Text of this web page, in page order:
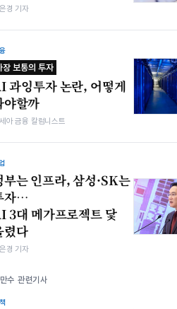
경 기자
장 보통의 투자
과잉투자 논란, 어떻게
야할까
아 금융 칼럼니스트
부는 인프라, 삼성·SK는
자…
3대 메가프로젝트 닻
렸다
경 기자
수 관련기사